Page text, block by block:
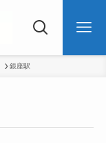
銀座駅